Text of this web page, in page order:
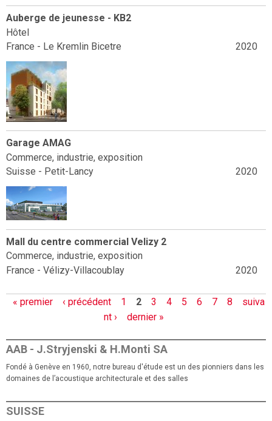
Auberge de jeunesse - KB2
Hôtel
2020
France - Le Kremlin Bicetre
Garage AMAG
Commerce, industrie, exposition
2020
Suisse - Petit-Lancy
Mall du centre commercial Velizy 2
Commerce, industrie, exposition
2020
France - Vélizy-Villacoublay
P
e
s
« premier ‹ précédent 1 2 3 4 5 6 7 8
suiva
nt ›
dernier »
AAB - J.Stryjenski & H.Monti SA
Fondé à Genève en 1960, notre bureau d'étude est un des pionniers dans les
domaines de l’acoustique architecturale et des salles
SUISSE